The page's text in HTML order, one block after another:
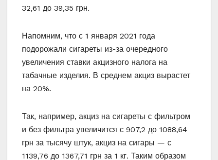
32,61 до 39,35 грн.
Напомним, что с 1 января 2021 года
подорожали сигареты из-за очередного
увеличения ставки акцизного налога на
табачные изделия. В среднем акциз вырастет
на 20%.
Так, например, акциз на сигареты с фильтром
и без фильтра увеличится с 907,2 до 1088,64
грн за тысячу штук, акциз на сигары — с
1139,76 до 1367,71 грн за 1 кг. Таким образом